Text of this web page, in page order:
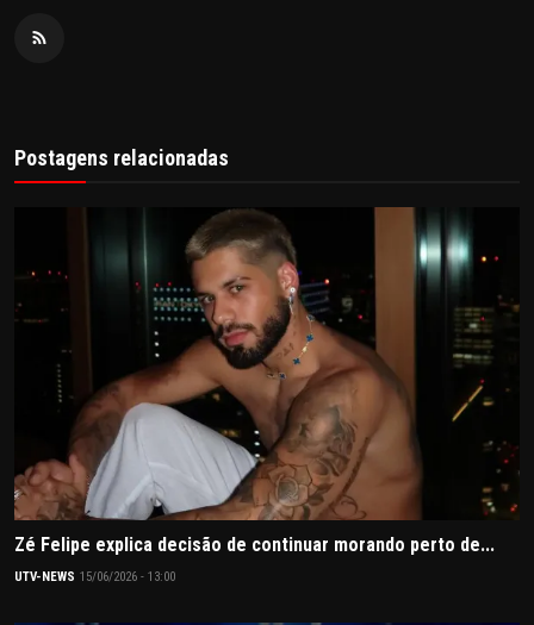
Postagens relacionadas
Zé Felipe explica decisão de continuar morando perto de...
UTV-NEWS 15/06/2026 - 13:00